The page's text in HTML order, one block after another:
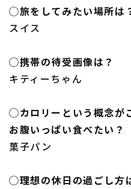
◯旅をしてみたい場所は
スイス
◯携帯の待受画像は？
キティーちゃん
◯カロリーという概念が
お腹いっぱい食べたい？
菓子パン
◯理想の休日の過ごし方